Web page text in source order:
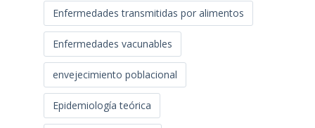
Enfermedades transmitidas por alimentos
Enfermedades vacunables
envejecimiento poblacional
Epidemiología teórica